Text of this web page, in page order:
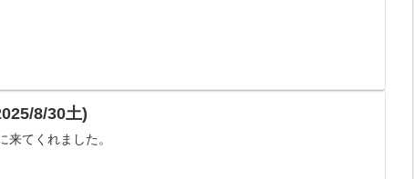
8/30土)
来てくれました。